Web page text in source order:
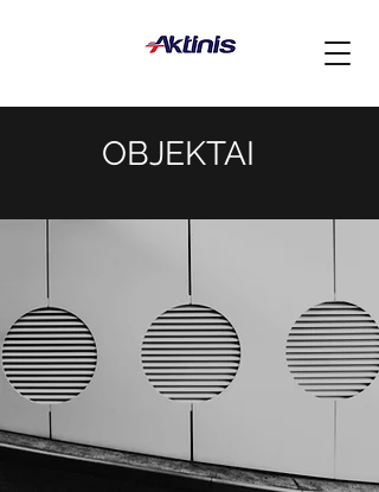
OBJEKTAI